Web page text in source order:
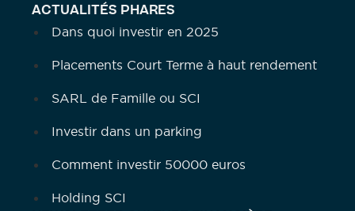
ACTUALITÉS PHARES
Dans quoi investir en 2025
Placements Court Terme à haut rendement
SARL de Famille ou SCI
Investir dans un parking
Comment investir 50000 euros
Holding SCI